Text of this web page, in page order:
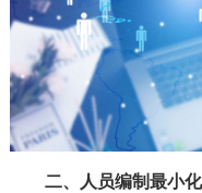
二、
人员编制最小